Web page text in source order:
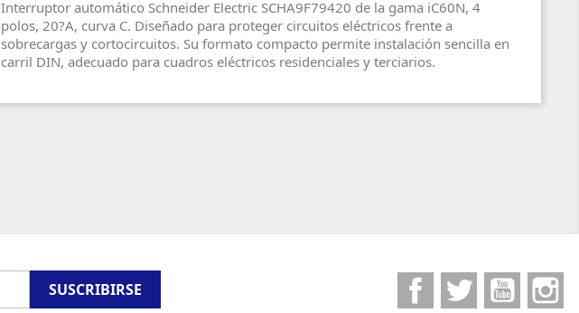
Interruptor automático Schneider Electric SCHA9F79420 de la gama iC60N, 4
polos, 20?A, curva C. Diseñado para proteger circuitos eléctricos frente a
sobrecargas y cortocircuitos. Su formato compacto permite instalación sencilla en
carril DIN, adecuado para cuadros eléctricos residenciales y terciarios.
FacebookTwitter YouTube